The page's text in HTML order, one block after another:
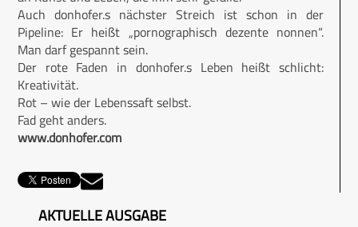
Auch donhofer.s nächster Streich ist schon in der
Pipeline: Er heißt „pornographisch dezente nonnen“.
Man darf gespannt sein.
Der rote Faden in donhofer.s Leben heißt schlicht:
Kreativität.
Rot – wie der Lebenssaft selbst.
Fad geht anders.
www.donhofer.com
AKTUELLE AUSGABE